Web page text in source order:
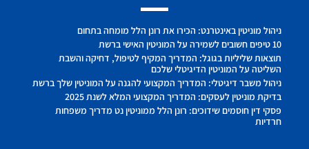
ניהול מוניטין באינטרנט: הכירו את רונן הלל מומחה בתחום
10 טיפים חשובים לשמירה על המוניטין האישי ברשת
תוצאות שליליות בגוגל: המדריך המקיף לטיפול, דחיקה והשבת
השליטה על המוניטין הדיגיטלי שלכם
ניהול משבר דיגיטלי: המדריך המקצועי להגנה על המוניטין שלך ברשת
בדיקת מוניטין לעסקים: המדריך המקצועי המלא לשנת 2025
פסקי דין חוסמים שידוכים: רונן הלל ממוניטין נט מדריך משפחות
חרדיות